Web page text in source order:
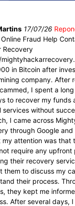
17/07/26
Fraud Help
Recovery
in Bitcoin after
company. After
I spent a
to recover my funds
services without
I came across
through Google and
my attention was that
require any upfront
their recovery
them to discuss my
their process.
they kept me
After several days,